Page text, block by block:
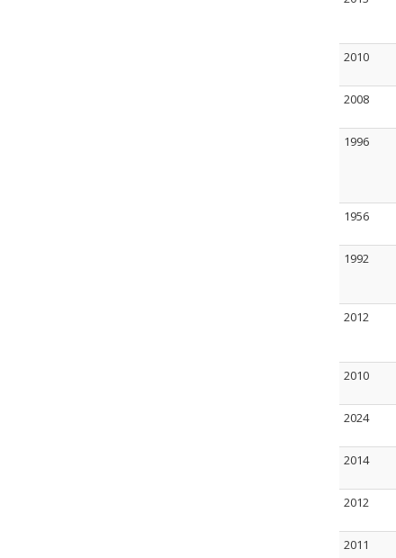
2010
2008
1996
1956
1992
2012
2010
2024
2014
2012
2011